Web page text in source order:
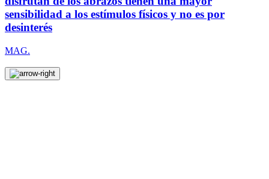
sensibilidad a los estímulos físicos y no es por
desinterés
MAG.